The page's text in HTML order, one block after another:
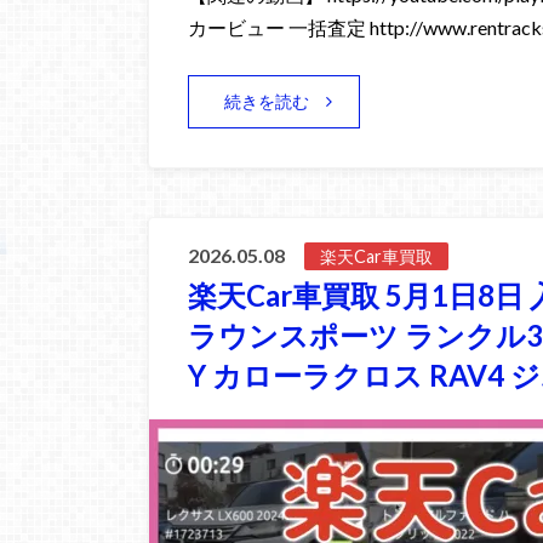
カービュー 一括査定 http://
続きを読む
2026.05.08 楽天Car車買取
楽天Car車買取 5月1日8日
ラウンスポーツ ランクル
Y カローラクロス RAV4